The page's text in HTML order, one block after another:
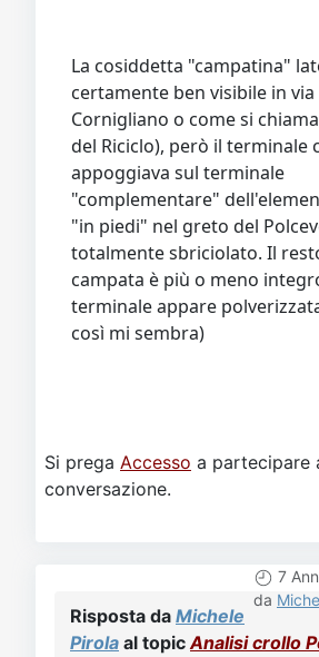
La cosiddetta "campatina"
certamente ben visibile in
Cornigliano o come si
del Riciclo), però il terminale
appoggiava sul terminale
"complementare"
"in piedi" nel greto del
totalmente sbriciolato. Il
campata è più o meno
terminale appare
così mi sembra)
Si prega Accesso a partecipare
conversazione.
7
da
Risposta da Michele
Pirola al topicAnalisi crollo